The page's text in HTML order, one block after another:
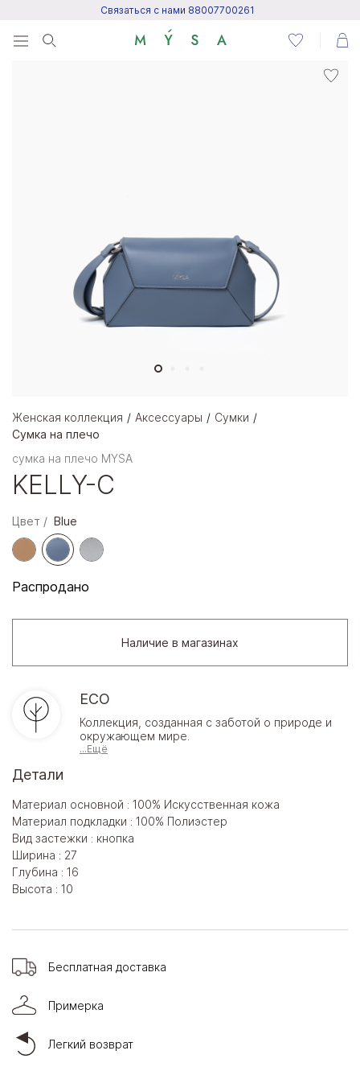
Связаться с нами 88007700261
Женская коллекция Аксессуары
Сумки
Сумка на плечо
сумка на плечо MYSA
KELLY-C
Цвет Blue
Распродано
Наличие в магазинах
ECO
Коллекция, созданная с заботой о природе и
окружающем мире.
...Ещё
Детали
Материал основной : 100% Искусственная кожа
Материал подкладки : 100% Полиэстер
Вид застежки : кнопка
Ширина : 27
Глубина : 16
Высота : 10
Бесплатная доставка
Примерка
Легкий возврат